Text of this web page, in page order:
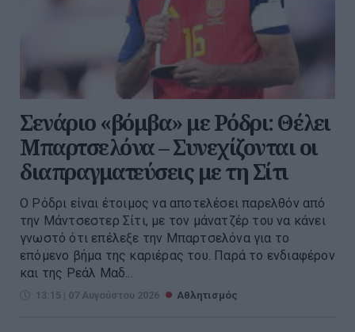
Σενάριο «βόμβα» με Ρόδρι: Θέλει
Μπαρτσελόνα – Συνεχίζονται οι
διαπραγματεύσεις με τη Σίτι
Ο Ρόδρι είναι έτοιμος να αποτελέσει παρελθόν από
την Μάντσεστερ Σίτι, με τον μάνατζέρ του να κάνει
γνωστό ότι επέλεξε την Μπαρτσελόνα για το
επόμενο βήμα της καριέρας του. Παρά το ενδιαφέρον
και της Ρεάλ Μαδ...
13:15 | 07 Αυγούστου 2026 Αθλητισμός